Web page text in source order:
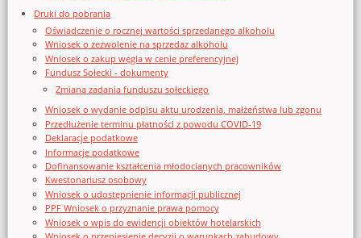
Druki do pobrania
Oświadczenie o rocznej wartości sprzedanego alkoholu
Wniosek o zezwolenie na sprzedaz alkoholu
Wniosek o zakup węgla w cenie preferencyjnej
Fundusz Sołecki - dokumenty
Zmiana zadania funduszu sołeckiego
Wniosek o wydanie odpisu aktu urodzenia, małżeństwa lub zgonu
Przedłużenie terminu płatności z powodu COVID-19
Deklaracje podatkowe
Informacje podatkowe
Dofinansowanie kształcenia młodocianych pracowników
Kwestonariusz osobowy
Wniosek o udostępnienie informacji publicznej
PPF Wniosek o przyznanie prawa pomocy
Wniosek o wpis do ewidencji obiektów hotelarskich